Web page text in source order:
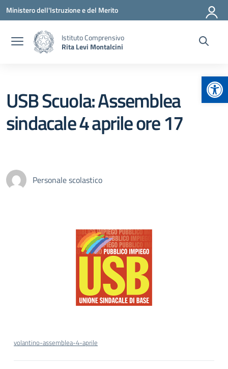
Vai ai contenuti
Vai al menu di navigazione
Vai al footer
Ministero dell'Istruzione e del Merito
Istituto Comprensivo
Rita Levi Montalcini
USB Scuola: Assemblea
sindacale 4 aprile ore 17
Personale scolastico
volantino-assemblea-4-aprile